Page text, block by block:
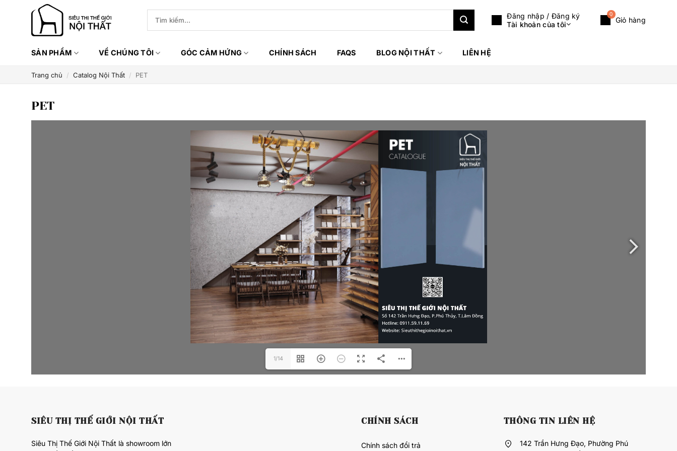
kiếm:
Đăng nhập / Đăng ký
Tài khoản của tôi
Giỏ hàng
0
SẢN PHẨM VỀ CHÚNG TÔI GÓC CẢM HỨNG CHÍNH SÁCH FAQS BLOG NỘI THẤT LIÊN HỆ
Trang chủ / Catalog Nội Thất / PET
PET
1/14
SIÊU THỊ THẾ GIỚI NỘI THẤT
Siêu Thị Thế Giới Nội Thất là showroom lớn
CHÍNH SÁCH
Chính sách đổi trả
THÔNG TIN LIÊN HỆ
142 Trần Hưng Đạo, Phường Phú